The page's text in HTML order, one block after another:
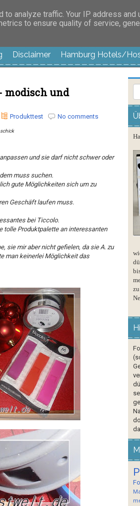
Disclaimer Hamburg Hotels/
modisch und
Produkttest No comments
und sie darf nicht schwer oder
muss suchen.
gute Möglichkeiten sich um zu
Geschäft laufen muss.
bei Ticcolo.
tolle Produktpalette an interessanten
sie mir aber nicht gefielen, da sie A. zu
man keinerlei Möglichkeit das
analyze traffic. Your IP address and
to ensure quality of service,